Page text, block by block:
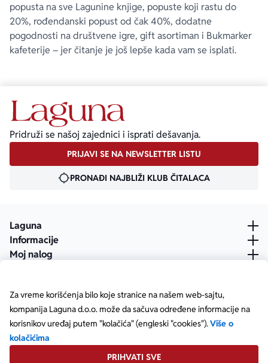
Za vreme korišćenja bilo koje stranice na našem web-sajtu,
kompanija Laguna d.o.o. može da sačuva određene informacije na
korisnikov uređaj putem "kolačića" (engleski "cookies").Više o
kolačićima
PRIHVATI SVE
popusta na sve Lagunine knjige, popuste koji rastu do
20%, rođendanski popust od čak 40%, dodatne
pogodnosti na društvene igre, gift asortiman i Bukmarker
kafeterije – jer čitanje je još lepše kada vam se isplati.
Pridruži se našoj zajednici i isprati dešavanja.
PRIJAVI SE NA NEWSLETTER LISTU
PRONAĐI NAJBLIŽI KLUB ČITALACA
Laguna
Informacije
Moj nalog